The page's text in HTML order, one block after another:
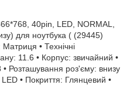
40pin, LED, NORMAL,
для ноутбука ( (29445)
• Технічні
11.6 • Корпус: звичайний •
• Розташування роз'єму: внизу
• Покриття: Глянцевий •